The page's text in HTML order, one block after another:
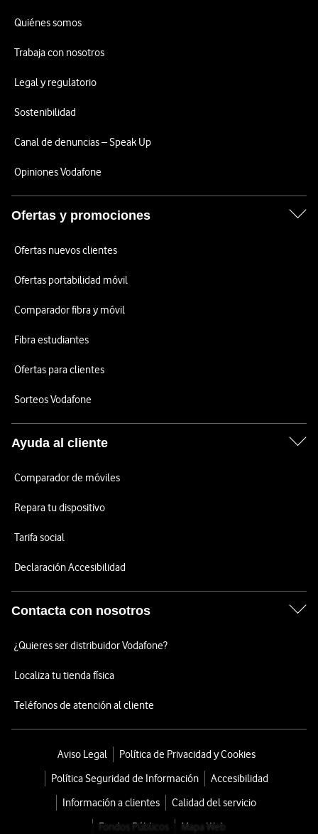
Quiénes somos
Trabaja con nosotros
Legal y regulatorio
Sostenibilidad
Canal de denuncias – Speak Up
Opiniones Vodafone
Ofertas y promociones
Ofertas nuevos clientes
Ofertas portabilidad móvil
Comparador fibra y móvil
Fibra estudiantes
Ofertas para clientes
Sorteos Vodafone
Ayuda al cliente
Comparador de móviles
Repara tu dispositivo
Tarifa social
Declaración Accesibilidad
Contacta con nosotros
¿Quieres ser distribuidor Vodafone?
Localiza tu tienda física
Teléfonos de atención al cliente
Aviso Legal
Política de Privacidad y Cookies
Política Seguridad de Información
Accesibilidad
Información a clientes
Calidad del servicio
Fondos Públicos
Mapa Web